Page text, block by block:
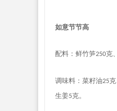
如意节节高
配料：鲜竹笋250克、
调味料：菜籽油25克
生姜5克。